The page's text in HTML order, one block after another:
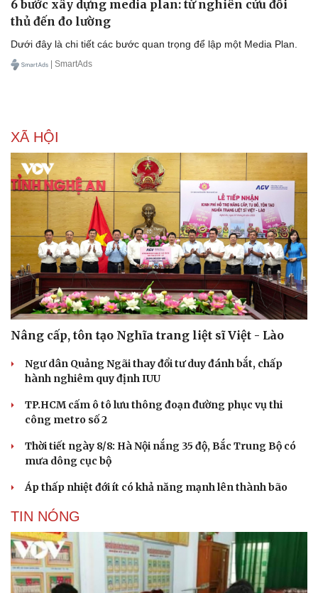
Văn hóa
Sân khấu - Điện ảnh
Văn học
Âm nhạc
Giải trí
Nghệ sĩ
Thời trang
Sao Việt
6 bước xây dựng media plan: từ nghiên cứu đối
thủ đến đo lường
Dưới đây là chi tiết các bước quan trọng để lập một Media Plan.
| SmartAds
XÃ HỘI
Nâng cấp, tôn tạo Nghĩa trang liệt sĩ Việt - Lào
Ngư dân Quảng Ngãi thay đổi tư duy đánh bắt, chấp
hành nghiêm quy định IUU
TP.HCM cấm ô tô lưu thông đoạn đường phục vụ thi
công metro số 2
Thời tiết ngày 8/8: Hà Nội nắng 35 độ, Bắc Trung Bộ có
mưa dông cục bộ
Áp thấp nhiệt đới ít có khả năng mạnh lên thành bão
TIN NÓNG